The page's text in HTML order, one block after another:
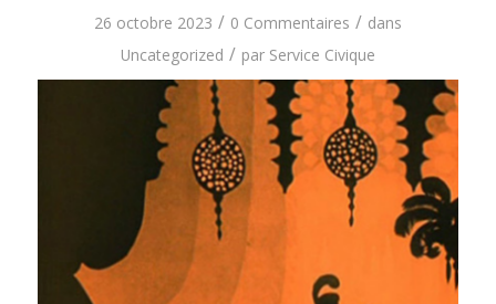
26 octobre 2023 / 0 Commentaires / dans
Uncategorized / par Service Civique